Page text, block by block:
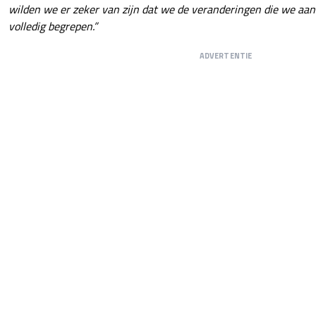
wilden we er zeker van zijn dat we de veranderingen die we
volledig begrepen.”
ADVERTENTIE